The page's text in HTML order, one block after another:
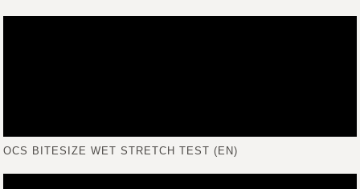
OCS BITESIZE WET STRETCH TEST (EN)